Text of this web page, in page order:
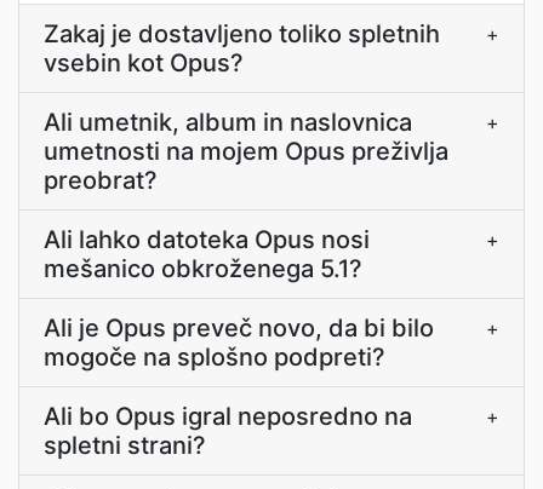
Zakaj je dostavljeno toliko spletnih
vsebin kot Opus?
+
Ali umetnik, album in naslovnica
umetnosti na mojem Opus preživlja
preobrat?
+
Ali lahko datoteka Opus nosi
mešanico obkroženega 5.1?
+
Ali je Opus preveč novo, da bi bilo
mogoče na splošno podpreti?
+
Ali bo Opus igral neposredno na
spletni strani?
+